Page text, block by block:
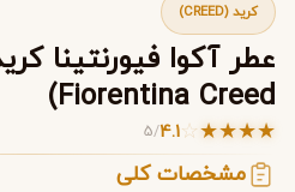
کرید (CREED)
Fiorentina Creed)
★
★
★
★
☆
4.1
/
5
مشخصات کلی